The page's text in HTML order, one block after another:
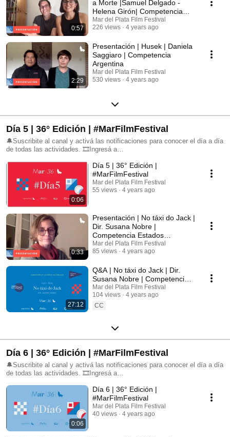
0:57
a Morte |Samuel Delgado -
Helena Girón| Competencia
Estados Alterados
Mar del Plata Film Festival
226 views
4 years ago
2:29
Presentación | Husek | Daniela
Saggiaro | Competencia
Argentina
Mar del Plata Film Festival
530 views
4 years ago
Día 5 | 36° Edición | #MarFilmFestival
🔔Suscribite al canal y activá las notificaciones para conocer el día a día
de todas las actividades. 🎞Ingresá a
en nuestras redes sociales: FB: @mardelplatafilmfestival IG:
@mdqfilmfest TW: @mardelplataff
0:06
Día 5 | 36° Edición |
#MarFilmFestival
Mar del Plata Film Festival
55 views
4 years ago
0:33
Presentación | No táxi do Jack |
Dir. Susana Nobre |
Competencia Estados
Alterados
Mar del Plata Film Festival
85 views
4 years ago
27:12
Q&A | No táxi do Jack | Dir.
Susana Nobre | Competencia
Estados Alterados |
#MarFilmFestival
Mar del Plata Film Festival
104 views
4 years ago
CC
Día 6 | 36° Edición | #MarFilmFestival
🔔Suscribite al canal y activá las notificaciones para conocer el día a día
de todas las actividades. 🎞Ingresá a
en nuestras redes sociales: FB: @mardelplatafilmfestival IG:
@mdqfilmfest TW: @mardelplataff
0:06
Día 6 | 36° Edición |
#MarFilmFestival
Mar del Plata Film Festival
40 views
4 years ago